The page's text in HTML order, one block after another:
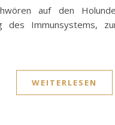
auf den
des Immunsystems,
WEITERLESEN